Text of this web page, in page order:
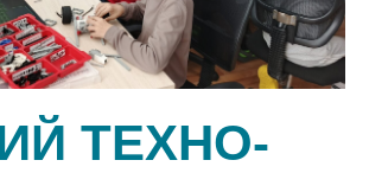
ТЕХНО-